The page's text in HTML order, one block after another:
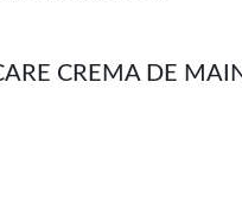
CREMA DE